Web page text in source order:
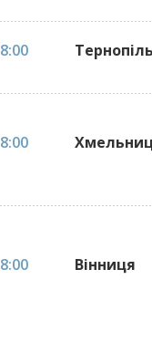
Тернопіль
Вінниця